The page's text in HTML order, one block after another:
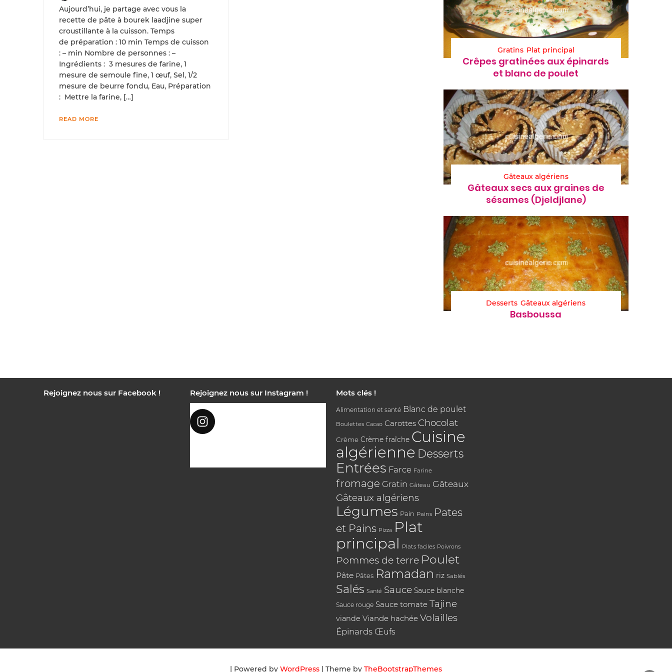
Aujourd’hui, je partage avec vous la
recette de pâte à bourek laadjine super
croustillante à la cuisson. Temps
de préparation : 10 min Temps de cuisson
: – min Nombre de personnes : –
Ingrédients : 3 mesures de farine, 1
mesure de semoule fine, 1 œuf, Sel, 1/2
mesure de beurre fondu, Eau, Préparation
: Mettre la farine, […]
READ MORE
Gratins Plat principal
Crêpes gratinées aux épinards
et blanc de poulet
Gâteaux algériens
Gâteaux secs aux graines de
sésames (Djeldjlane)
Desserts Gâteaux algériens
Basboussa
Rejoignez nous sur Facebook ! Rejoignez nous sur Instagram ! Mots clés !
Alimentation et santé Blanc de poulet
Boulettes Cacao Carottes Chocolat
Crème Crème fraîche Cuisine
algérienne Desserts
Entrées Farce Farine
fromage Gratin Gâteau Gâteaux
Gâteaux algériens
Légumes Pain Pains Pates
et Pains Pizza Plat
principal Plats faciles Poivrons
Pommes de terre Poulet
Pâte Pâtes Ramadan riz Sablés
Salés Santé Sauce Sauce blanche
Sauce rouge Sauce tomate Tajine
viande Viande hachée Volailles
Épinards Œufs
| Powered by WordPress | Theme by TheBootstrapThemes